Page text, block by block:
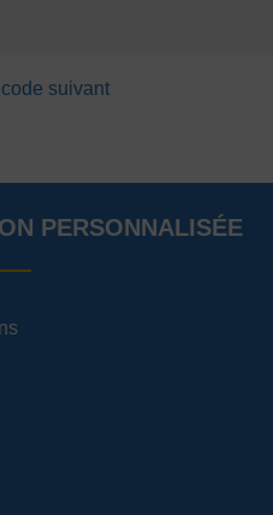
suivant
PERSONNALISÉE